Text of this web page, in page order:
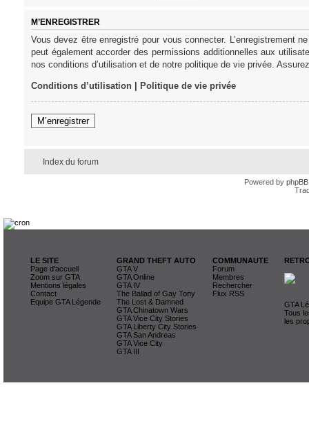
M’ENREGISTRER
Vous devez être enregistré pour vous connecter. L’enregistrement
peut également accorder des permissions additionnelles aux
nos conditions d’utilisation et de notre politique de vie privée.
Conditions d’utilisation| Politique de vie privée
M’enregistrer
Index du forum
Powered by phpBB
LE SITE
Page d'accueil
Zoom sur GTA
Mentions légales
Contact
Equipe GTA Légende
GRAND THEFT AUTO
GTA V
GTA Online
GTA IV
The Ballad of Gay Tony
The Lost & Damned
GTA Chinatown Wars
GTA Vice City Stories
GTA Liberty City Stories
GTA San Andreas
GTA Vice City
GTA III
COMMUNAUTE
Forum
Membres
Rechercher
Flux RSS
GTA
Tous
les